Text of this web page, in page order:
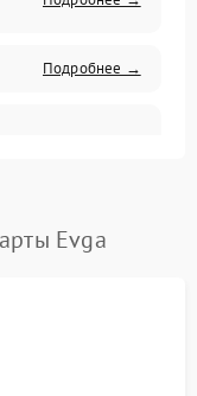
Подробнее →
Evga